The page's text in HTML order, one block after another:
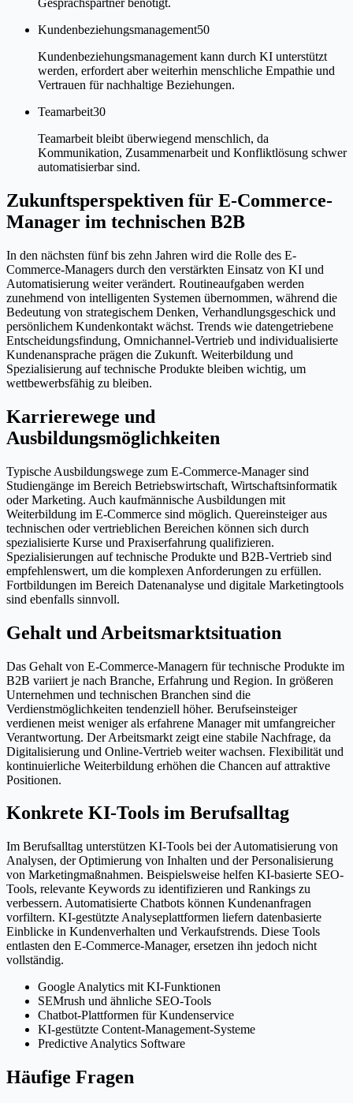
Gesprächspartner benötigt.
Kundenbeziehungsmanagement50
Kundenbeziehungsmanagement kann durch KI unterstützt
werden, erfordert aber weiterhin menschliche Empathie und
Vertrauen für nachhaltige Beziehungen.
Teamarbeit30
Teamarbeit bleibt überwiegend menschlich, da
Kommunikation, Zusammenarbeit und Konfliktlösung schwer
automatisierbar sind.
Zukunftsperspektiven für E-Commerce-
Manager im technischen B2B
In den nächsten fünf bis zehn Jahren wird die Rolle des E-
Commerce-Managers durch den verstärkten Einsatz von KI und
Automatisierung weiter verändert. Routineaufgaben werden
zunehmend von intelligenten Systemen übernommen, während die
Bedeutung von strategischem Denken, Verhandlungsgeschick und
persönlichem Kundenkontakt wächst. Trends wie datengetriebene
Entscheidungsfindung, Omnichannel-Vertrieb und individualisierte
Kundenansprache prägen die Zukunft. Weiterbildung und
Spezialisierung auf technische Produkte bleiben wichtig, um
wettbewerbsfähig zu bleiben.
Karrierewege und
Ausbildungsmöglichkeiten
Typische Ausbildungswege zum E-Commerce-Manager sind
Studiengänge im Bereich Betriebswirtschaft, Wirtschaftsinformatik
oder Marketing. Auch kaufmännische Ausbildungen mit
Weiterbildung im E-Commerce sind möglich. Quereinsteiger aus
technischen oder vertrieblichen Bereichen können sich durch
spezialisierte Kurse und Praxiserfahrung qualifizieren.
Spezialisierungen auf technische Produkte und B2B-Vertrieb sind
empfehlenswert, um die komplexen Anforderungen zu erfüllen.
Fortbildungen im Bereich Datenanalyse und digitale Marketingtools
sind ebenfalls sinnvoll.
Gehalt und Arbeitsmarktsituation
Das Gehalt von E-Commerce-Managern für technische Produkte im
B2B variiert je nach Branche, Erfahrung und Region. In größeren
Unternehmen und technischen Branchen sind die
Verdienstmöglichkeiten tendenziell höher. Berufseinsteiger
verdienen meist weniger als erfahrene Manager mit umfangreicher
Verantwortung. Der Arbeitsmarkt zeigt eine stabile Nachfrage, da
Digitalisierung und Online-Vertrieb weiter wachsen. Flexibilität und
kontinuierliche Weiterbildung erhöhen die Chancen auf attraktive
Positionen.
Konkrete KI-Tools im Berufsalltag
Im Berufsalltag unterstützen KI-Tools bei der Automatisierung von
Analysen, der Optimierung von Inhalten und der Personalisierung
von Marketingmaßnahmen. Beispielsweise helfen KI-basierte SEO-
Tools, relevante Keywords zu identifizieren und Rankings zu
verbessern. Automatisierte Chatbots können Kundenanfragen
vorfiltern. KI-gestützte Analyseplattformen liefern datenbasierte
Einblicke in Kundenverhalten und Verkaufstrends. Diese Tools
entlasten den E-Commerce-Manager, ersetzen ihn jedoch nicht
vollständig.
Google Analytics mit KI-Funktionen
SEMrush und ähnliche SEO-Tools
Chatbot-Plattformen für Kundenservice
KI-gestützte Content-Management-Systeme
Predictive Analytics Software
Häufige Fragen